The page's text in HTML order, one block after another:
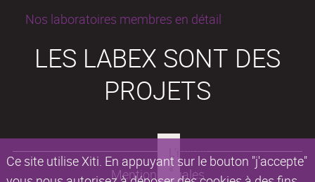
Ce site utilise Xiti. En appuyant sur le bouton "j'accepte"
Nos laboratoires membres en détail
LES LABEX SONT DES
PROJETS
Mentions légales